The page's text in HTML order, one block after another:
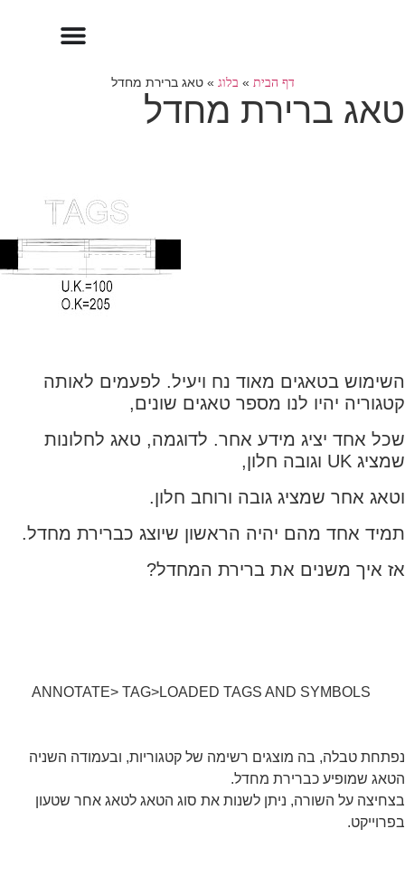
דף הבית » בלוג »טאג ברירת מחדל
טאג ברירת מחדל
השימוש בטאגים מאוד נח ויעיל. לפעמים לאותה
קטגוריה יהיו לנו מספר טאגים שונים,
שכל אחד יציג מידע אחר. לדוגמה, טאג לחלונות
שמציג UK וגובה חלון,
וטאג אחר שמציג גובה ורוחב חלון.
תמיד אחד מהם יהיה הראשון שיוצג כברירת מחדל.
אז איך משנים את ברירת המחדל?
ANNOTATE> TAG>LOADED TAGS AND SYMBOLS
נפתחת טבלה, בה מוצגים רשימה של קטגוריות, ובעמודה השניה
הטאג שמופיע כברירת מחדל.
בצחיצה על השורה, ניתן לשנות את סוג הטאג לטאג אחר שטעון
בפרוייקט.